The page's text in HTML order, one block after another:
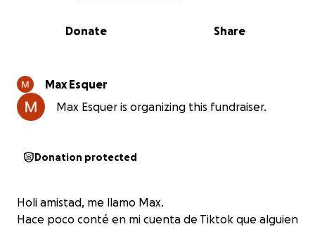
0% complete
Share
Donate
Max Esquer
Max Esquer is organizing this fundraiser.
Donation protected
Holi amistad, me llamo Max.
Hace poco conté en mi cuenta de Tiktok que alguien